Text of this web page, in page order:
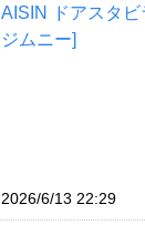
AISIN ドアスタ
ジムニー]
2026/6/13 22:29